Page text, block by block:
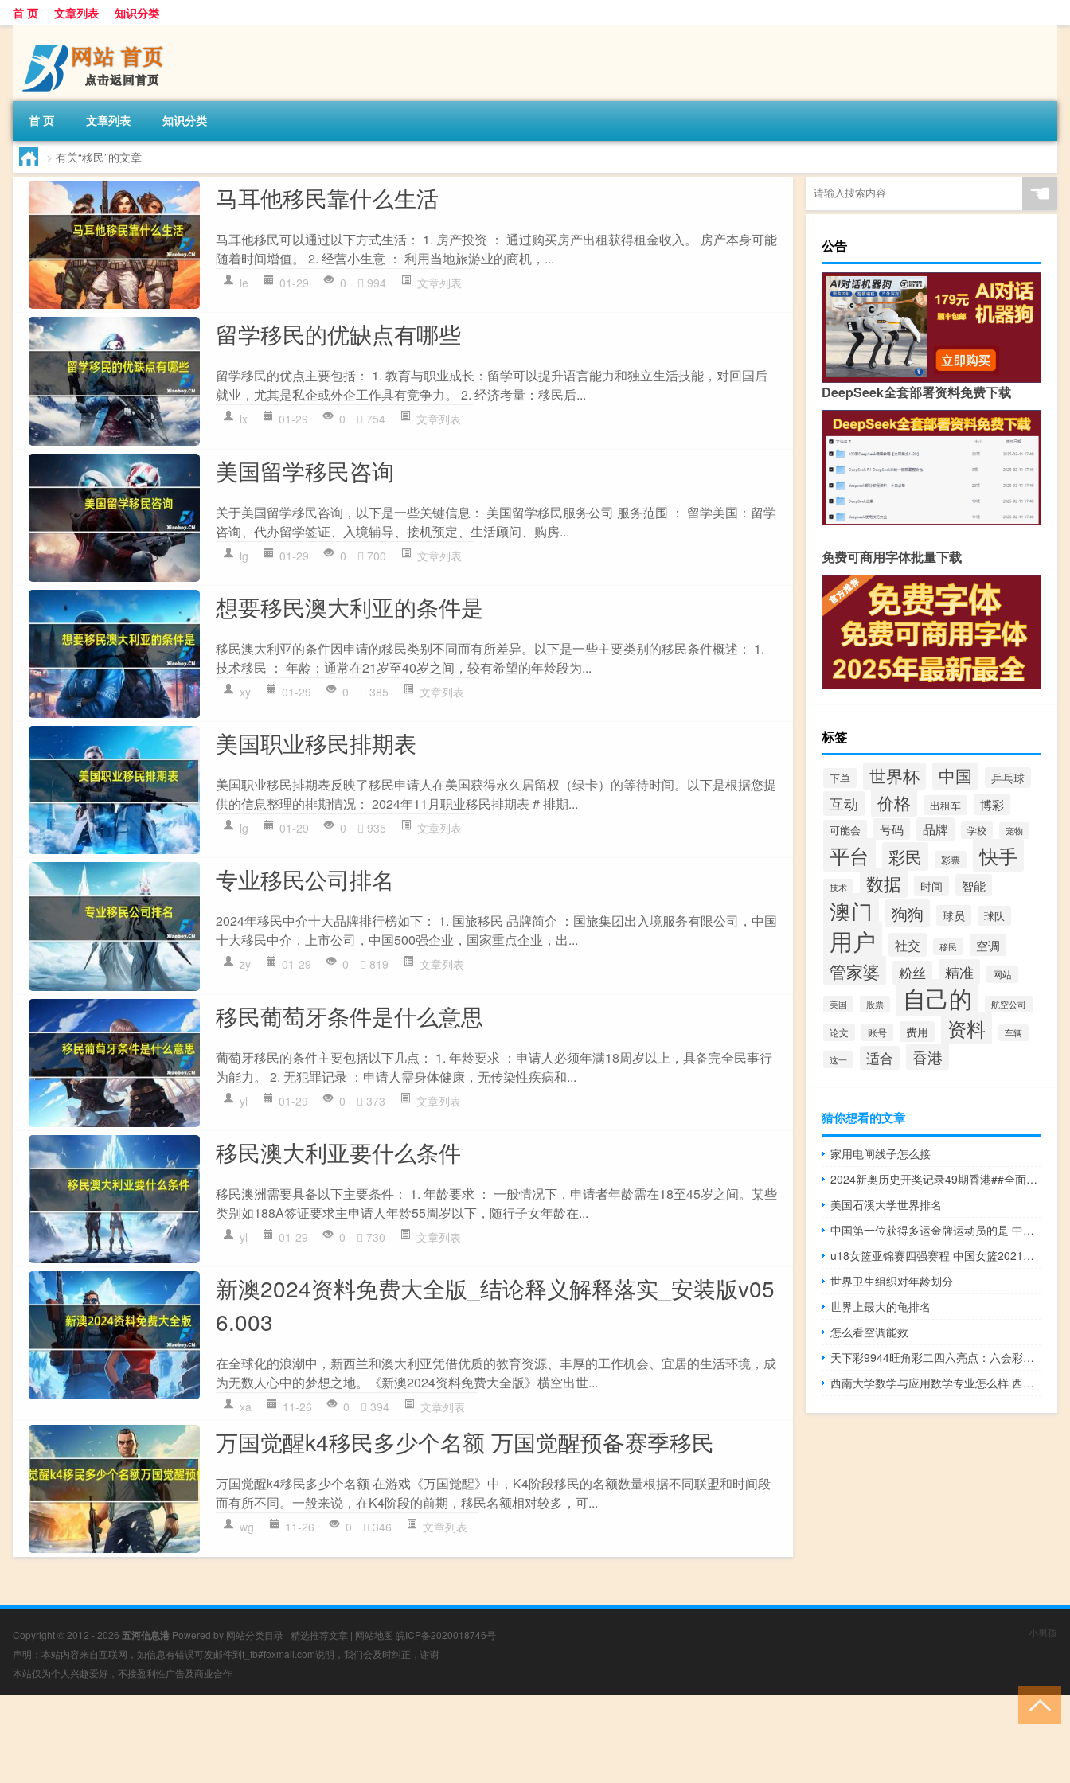
首 页 文章列表 知识分类
首 页 文章列表 知识分类
> 有关“移民”的文章
马耳他移民靠什么生活
马耳他移民可以通过以下方式生活： 1. 房产投资 ： 通过购买房产出租获得租金收入。 房产本身可能
随着时间增值。 2. 经营小生意 ： 利用当地旅游业的商机，...
le 01-29 0 994 文章列表
留学移民的优缺点有哪些
留学移民的优点主要包括： 1. 教育与职业成长：留学可以提升语言能力和独立生活技能，对回国后
就业，尤其是私企或外企工作具有竞争力。 2. 经济考量：移民后...
lx 01-29 0 754 文章列表
美国留学移民咨询
关于美国留学移民咨询，以下是一些关键信息： 美国留学移民服务公司 服务范围 ： 留学美国：留学
咨询、代办留学签证、入境辅导、接机预定、生活顾问、购房...
lg 01-29 0 700 文章列表
想要移民澳大利亚的条件是
移民澳大利亚的条件因申请的移民类别不同而有所差异。以下是一些主要类别的移民条件概述： 1.
技术移民 ： 年龄：通常在21岁至40岁之间，较有希望的年龄段为...
xy 01-29 0 385 文章列表
美国职业移民排期表
美国职业移民排期表反映了移民申请人在美国获得永久居留权（绿卡）的等待时间。以下是根据您提
供的信息整理的排期情况： 2024年11月职业移民排期表 # 排期...
lg 01-29 0 935 文章列表
专业移民公司排名
2024年移民中介十大品牌排行榜如下： 1. 国旅移民 品牌简介 ：国旅集团出入境服务有限公司，中国
十大移民中介，上市公司，中国500强企业，国家重点企业，出...
zy 01-29 0 819 文章列表
移民葡萄牙条件是什么意思
葡萄牙移民的条件主要包括以下几点： 1. 年龄要求 ：申请人必须年满18周岁以上，具备完全民事行
为能力。 2. 无犯罪记录 ：申请人需身体健康，无传染性疾病和...
yl 01-29 0 373 文章列表
移民澳大利亚要什么条件
移民澳洲需要具备以下主要条件： 1. 年龄要求 ： 一般情况下，申请者年龄需在18至45岁之间。某些
类别如188A签证要求主申请人年龄55周岁以下，随行子女年龄在...
yl 01-29 0 730 文章列表
新澳2024资料免费大全版_结论释义解释落实_安装版v05
6.003
在全球化的浪潮中，新西兰和澳大利亚凭借优质的教育资源、丰厚的工作机会、宜居的生活环境，成
为无数人心中的梦想之地。《新澳2024资料免费大全版》横空出世...
xa 11-26 0 394 文章列表
万国觉醒k4移民多少个名额 万国觉醒预备赛季移民
万国觉醒k4移民多少个名额 在游戏《万国觉醒》中，K4阶段移民的名额数量根据不同联盟和时间段
而有所不同。一般来说，在K4阶段的前期，移民名额相对较多，可...
wg 11-26 0 346 文章列表
☚
公告
DeepSeek全套部署资料免费下载
免费可商用字体批量下载
标签
下单 世界杯 中国 乒乓球
互动 价格 出租车 博彩
可能会 号码 品牌 学校 宠物
平台 彩民 彩票 快手
技术 数据 时间 智能
澳门 狗狗 球员 球队
用户 社交 移民 空调
管家婆 粉丝 精准 网站
美国 股票 自己的 航空公司
论文 账号 费用 资料 车辆
这一 适合 香港
猜你想看的文章
家用电闸线子怎么接
2024新奥历史开奖记录49期香港##全面的最新解答-3415.PL.287
美国石溪大学世界排名
中国第一位获得多运金牌运动员的是 中国奥运奖牌最多的人
u18女篮亚锦赛四强赛程 中国女篮2021赛程表
世界卫生组织对年龄划分
世界上最大的龟排名
怎么看空调能效
天下彩9944旺角彩二四六亮点：六会彩宝典宝典开奖结果今天最新-老师精选解释落实-2740.3D.A658
西南大学数学与应用数学专业怎么样 西南大学应用技术学院
Copyright © 2012 - 2026 五河信息港 Powered by 网站分类目录 | 精选推荐文章 | 网站地图 皖ICP备2020018746号
声明：本站内容来自互联网，如信息有错误可发邮件到f_fb#foxmail.com说明，我们会及时纠正，谢谢
本站仅为个人兴趣爱好，不接盈利性广告及商业合作
小男孩